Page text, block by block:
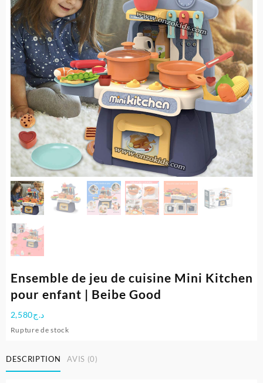
Ensemble de jeu de cuisine Mini Kitchen
pour enfant | Beibe Good
د.ج2,580
Rupture de stock
DESCRIPTION AVIS (0)